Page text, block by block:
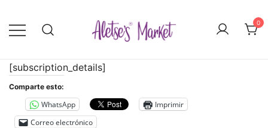
contenido
discos, calzones menstruales y toallas
ecológicas y listas para el cambio.
Empieza hoy mismo.
0
[subscription_details]
Comparte esto:
WhatsApp
Imprimir
Correo electrónico